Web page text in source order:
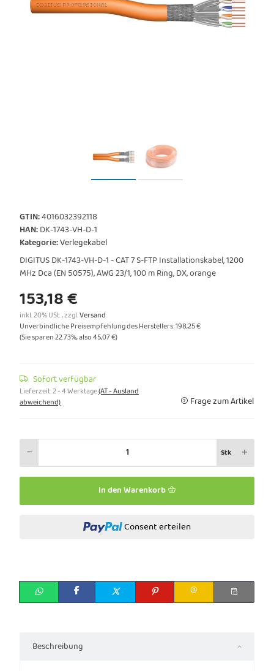
GTIN:4016032392118
HAN:DK-1743-VH-D-1
Kategorie:Verlegekabel
DIGITUS DK-1743-VH-D-1 - CAT 7 S-FTP Installationskabel, 1200
MHz Dca (EN 50575), AWG 23/1, 100 m Ring, DX, orange
153,18 €
inkl. 20% USt. , zzgl.Versand
Unverbindliche Preisempfehlung des Herstellers:198,25 €
(Sie sparen22.73%, also45,07 €)
Sofort verfügbar
Lieferzeit:2 - 4 Werktage(AT - Ausland
abweichend)
Frage zum Artikel
Stk
In den Warenkorb
Consent erteilen
Beschreibung